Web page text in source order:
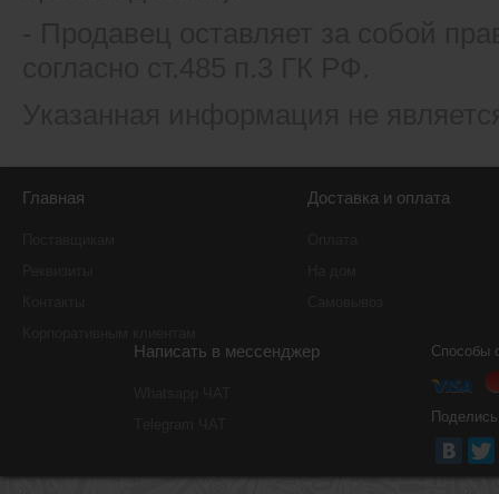
Главная Доставка и оплата
Написать в мессенджер Способы